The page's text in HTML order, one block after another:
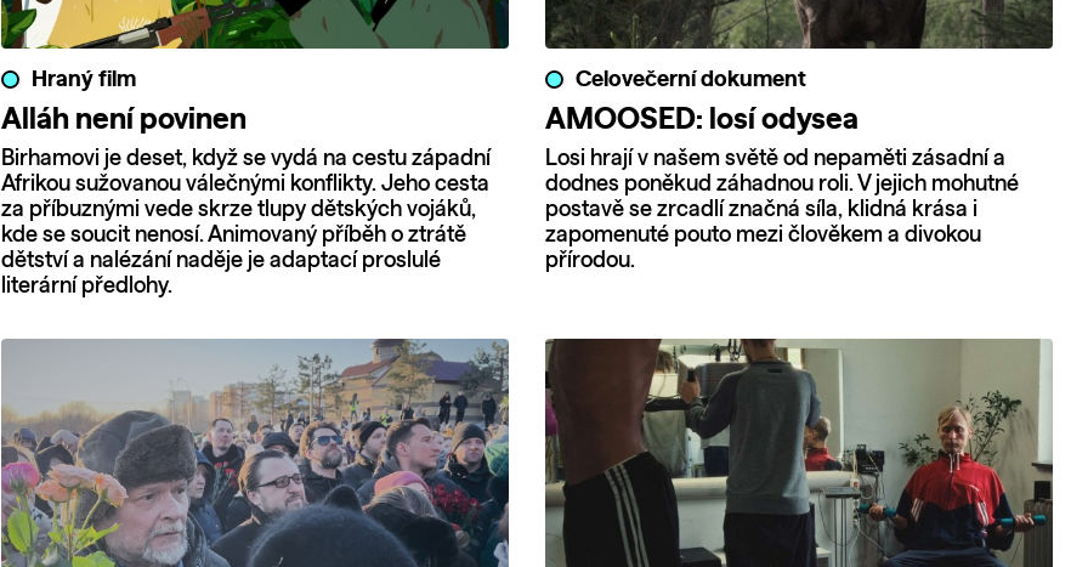
Hraný film
Alláh není povinen
Birhamovi je deset, když se vydá na cestu západní
Afrikou sužovanou válečnými konflikty. Jeho cesta
za příbuznými vede skrze tlupy dětských vojáků,
kde se soucit nenosí. Animovaný příběh o ztrátě
dětství a nalézání naděje je adaptací proslulé
literární předlohy.
Celovečerní dokument
AMOOSED: losí odysea
Losi hrají v našem světě od nepaměti zásadní a
dodnes poněkud záhadnou roli. V jejich mohutné
postavě se zrcadlí značná síla, klidná krása i
zapomenuté pouto mezi člověkem a divokou
přírodou.